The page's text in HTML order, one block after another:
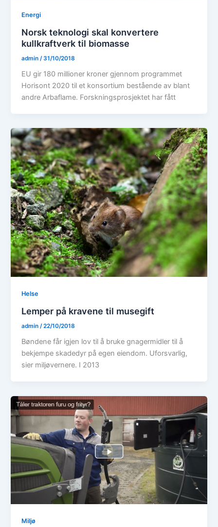
Energi
Norsk teknologi skal konvertere
kullkraftverk til biomasse
admin /31/10/2018
EU gir 180 millioner kroner gjennom programmet
Horisont 2020 til et konsortium bestående av blant
andre Arbaflame. Forskningsprosjektet har fått
Helse
Lemper på kravene til musegift
admin /22/10/2018
Bøndene får igjen lov til å bruke gnagermidler til å
bekjempe skadedyr på egen eiendom. Uforsvarlig,
sier miljøvernere. I 2013
Miljø